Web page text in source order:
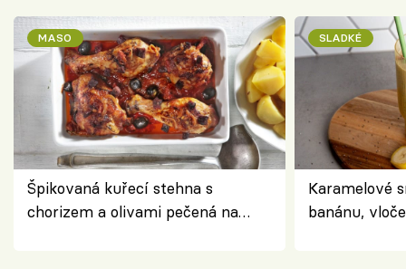
MASO
Špikovaná kuřecí stehna s
chorizem a olivami pečená na
SLADKÉ
Karamelové
banánu,